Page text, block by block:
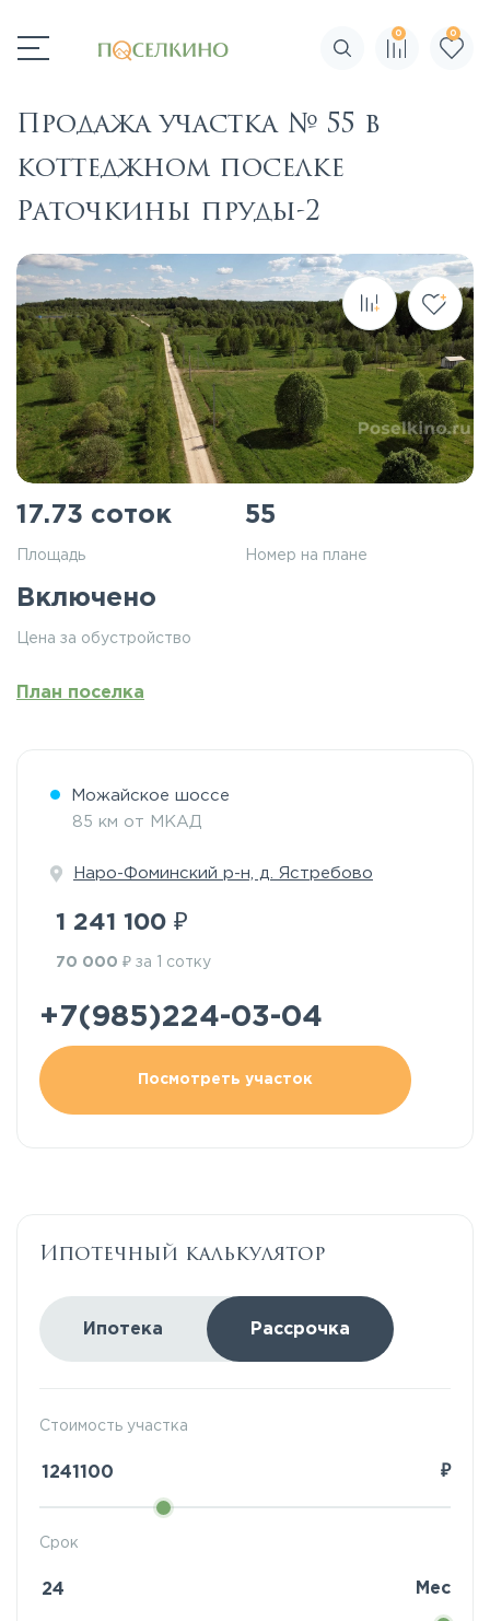
Поиск по сайту
0 0
Продажа участка № 55 в
коттеджном поселке
Раточкины пруды-2
17.73 соток
Площадь
55
Номер на плане
Включено
Цена за обустройство
План поселка
Можайское шоссе
85 км от МКАД
Наро-Фоминский р-н, д. Ястребово
1 241 100 ₽
70 000 ₽ за 1 сотку
+7(985)224-03-04
Посмотреть участок
Ипотечный калькулятор
Ипотека Рассрочка
Стоимость участка
₽
Срок
Мес